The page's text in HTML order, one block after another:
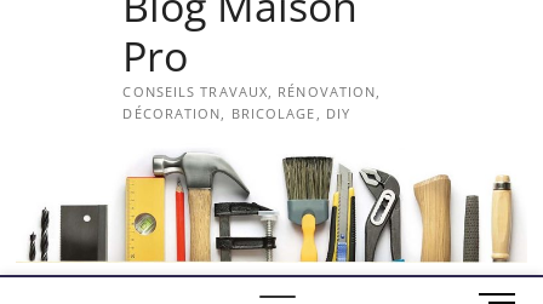
Pro
CONSEILS TRAVAUX, RÉNOVATION,
DÉCORATION, BRICOLAGE, DIY